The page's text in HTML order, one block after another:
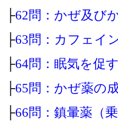
├62問：かぜ及び
├63問：カフェイ
├64問：眠気を促
├65問：かぜ薬の
├66問：鎮暈薬（